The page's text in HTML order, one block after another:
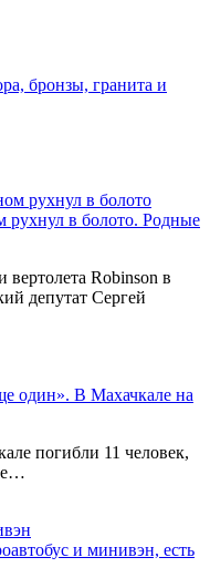
бронзы, гранита и
рухнул в болото. Родные
Robinson в
депутат Сергей
один». В Махачкале на
погибли 11 человек,
и минивэн, есть